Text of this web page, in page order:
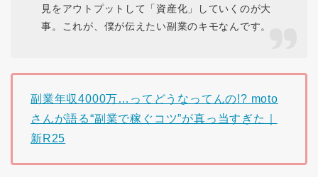
見をアウトプットして「資産化」していくのが大
事。これが、僕が伝えたい副業のキモなんです。
副業年収4000万…ってどうなってんの!? moto
さんが語る“副業で稼ぐコツ”が真っ当すぎた｜
新R25